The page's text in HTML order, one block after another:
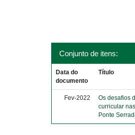
Conjunto de itens:
Data do
documento
Título
Fev-2022
Os desafios
curricular
Ponte